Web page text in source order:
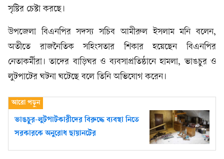
সৃষ্টির চেষ্টা করছে।
উপজেলা বিএনপির সদস্য সচিব আমীরুল ইসলাম মনি বলেন,
অতীতে রাজনৈতিক সহিংসতার শিকার হয়েছেন বিএনপির
নেতাকর্মীরা। তাদের বাড়িঘর ও ব্যবসাপ্রতিষ্ঠানে হামলা, ভাঙচুর ও
লুটপাটের ঘটনা ঘটেছে বলে তিনি অভিযোগ করেন।
ভাঙচুর-লুটপাটকারীদের বিরুদ্ধে ব্যবস্থা নিতে
সরকারকে অনুরোধ ছায়ানটের